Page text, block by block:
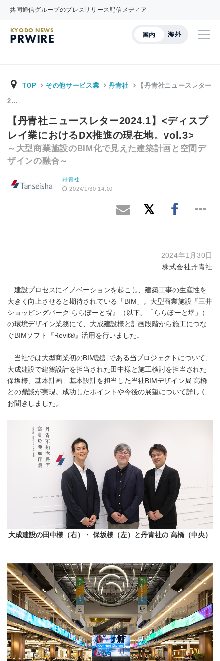
共同通信グループのプレスリリース配信メディア
国内 海外
KYODO NEWS
PRWIRE
TOP その他サービス業 丹青社 【丹青社ニュースレター
2…
【丹青社ニュースレター2024.1】<ディスプ
レイ業におけるDX推進の現在地。vol.3>
～大型商業施設のBIM化で見えた建築計画と空間デ
ザインの融合～
丹青社
2024/1/30 14:00
2024年1月30日
株式会社丹青社
建設プロセスにイノベーションを起こし、建築工事の生産性を
大きく向上させると期待されている「BIM」。大型商業施設『三井
ショッピングパーク ららぽーと堺』（以下、「ららぽーと堺」）
の環境デザイン業務にて、大成建設様と計画段階から施工につな
ぐBIMソフト『Revit®』活用を行いました。
当社では大型商業初のBIM設計である当プロジェクトについて、
大成建設で建築設計を担当された田中様と施工検討を担当された
保坂様、基本計画、基本設計を担当した当社BIMデザイン局 高橋
との鼎談が実現。成功したポイントや今後の展望について詳しく
お聞きしました。
大成建設の田中様（右）・ 保坂様（左）と丹青社の 高橋（中央）